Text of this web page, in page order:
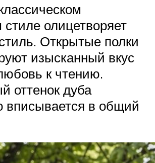
стиле олицетворяет
Открытые полки
изысканный вкус
к чтению.
оттенок дуба
вписывается в общий